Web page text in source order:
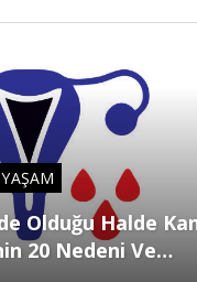
YAŞAM
Olduğu Halde
20 Nedeni Ve…